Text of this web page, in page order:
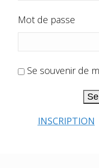
Mot de passe
Se souvenir de
INSCRIPTION